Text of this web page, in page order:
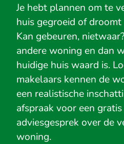
Je hebt plannen om te
huis gegroeid of
Kan gebeuren,
andere woning en dan
huidige huis waard is.
makelaars kennen de
een realistische
afspraak voor een
adviesgesprek over de
woning.